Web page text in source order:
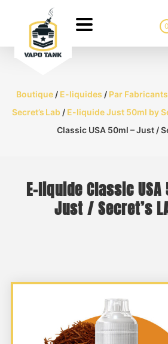
0
Boutique / E-liquides / Par
Secret’s Lab/ E-liquide Just 50ml by
Classic USA 50ml – Just /
E-liquide Classic USA
Just / Secret’s